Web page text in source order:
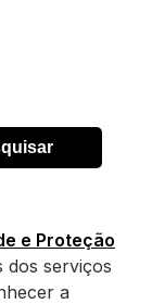
e Proteção
dos serviços
a